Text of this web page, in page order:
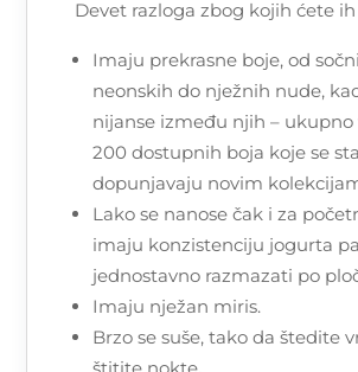
Devet razloga zbog kojih ćete
Imaju prekrasne boje, od
neonskih do nježnih nude,
nijanse između njih – ukupno
200 dostupnih boja koje se
dopunjavaju novim
Lako se nanose čak i za
imaju konzistenciju jogurta
jednostavno razmazati po
Imaju nježan miris.
Brzo se suše, tako da štedite